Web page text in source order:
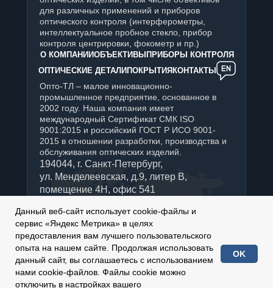
для различных применений и приборов
оптического контроля (интерферометры,
интеллектуальное пробное стекло, прибор
контроля центрировки, фокометр и пр.)
О КОМПАНИИОБЪЕКТИВЫ ПРИБОРЫ КОНТРОЛЯ
ОПТИЧЕСКИЕ ДЕТАЛИ ПОКРЫТИЯ КОНТАКТЫ
Опто-ТЛ – малое инновационно-
промышленное предприятие, основанное в
2002 году. Наша компания имеет
международный Сертификат СМК ISO
9001:2015 и российский ГОСТ Р ИСО 9001-
2015 в отношении разработки, производства и
обслуживания оптических изделий.
194044, г. Санкт-Петербург,
ул. Менделеевская, д.9, литер В,
помещение 4Н, офис 541
+7 (812) 347-76-90
Отдел продаж:
sales@optotl.ru
По техническим вопросам:
technical_service@optotl.ru
2002-2026
Данный веб-сайт использует cookie-файлы и
сервис «Яндекс Метрика» в целях
предоставления вам лучшего пользовательского
опыта на нашем сайте. Продолжая использовать
данный сайт, вы соглашаетесь с использованием
нами cookie-файлов. Файлы cookie можно
отключить в настройках вашего
OK